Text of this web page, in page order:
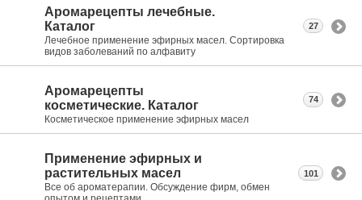
Аромарецепты лечебные.
Каталог
Лечебное применение эфирных масел. Сортировка
видов заболеваний по алфавиту
27
Аромарецепты
косметические. Каталог
Косметическое применение эфирных масел
74
Применение эфирных и
растительных масел
Все об ароматерапии. Обсуждение фирм, обмен
101